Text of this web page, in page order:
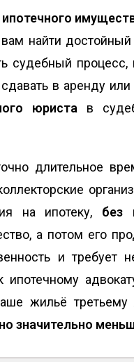
найти
судебный
в аренду
юриста в
длительное
на ипотеку, без
а потом его
и требует
жильё
значительно